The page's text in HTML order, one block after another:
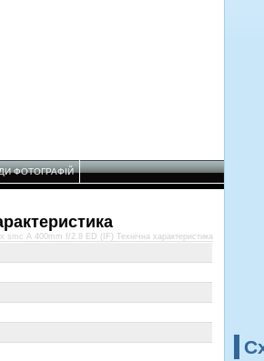
ФОТОГРАФІЙ
smc A 400mm f/2.8 ED (IF) Технічнa характеристикa